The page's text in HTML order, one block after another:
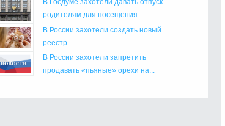
В Госдуме захотели давать отпуск
родителям для посещения...
В России захотели создать новый
реестр
В России захотели запретить
продавать «пьяные» орехи на...